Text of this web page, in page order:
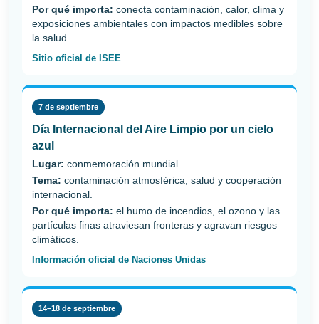
Por qué importa: conecta contaminación, calor, clima y
exposiciones ambientales con impactos medibles sobre
la salud.
Sitio oficial de ISEE
7 de septiembre
Día Internacional del Aire Limpio por un cielo
azul
Lugar: conmemoración mundial.
Tema: contaminación atmosférica, salud y cooperación
internacional.
Por qué importa: el humo de incendios, el ozono y las
partículas finas atraviesan fronteras y agravan riesgos
climáticos.
Información oficial de Naciones Unidas
14–18 de septiembre